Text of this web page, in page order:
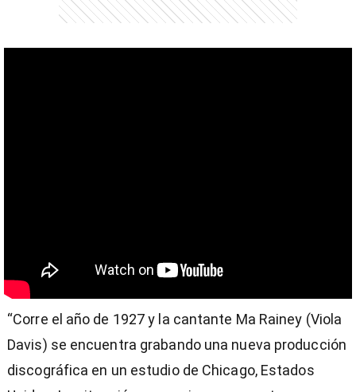
“Corre el año de 1927 y la cantante Ma Rainey (Viola
Davis) se encuentra grabando una nueva producción
discográfica en un estudio de Chicago, Estados